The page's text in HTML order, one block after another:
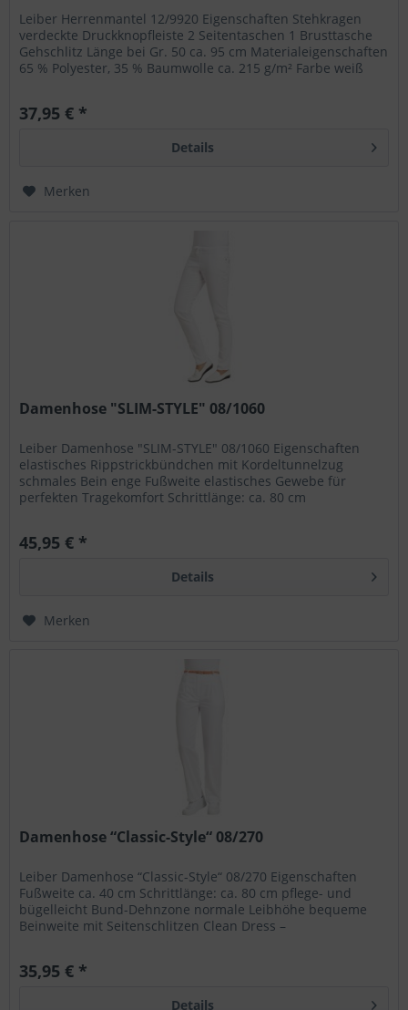
Leiber Herrenmantel 12/9920 Eigenschaften Stehkragen
verdeckte Druckknopfleiste 2 Seitentaschen 1 Brusttasche
Gehschlitz Länge bei Gr. 50 ca. 95 cm Materialeigenschaften
65 % Polyester, 35 % Baumwolle ca. 215 g/m² Farbe weiß
37,95 € *
Details
Merken
Damenhose "SLIM-STYLE" 08/1060
Leiber Damenhose "SLIM-STYLE" 08/1060 Eigenschaften
elastisches Rippstrickbündchen mit Kordeltunnelzug
schmales Bein enge Fußweite elastisches Gewebe für
perfekten Tragekomfort Schrittlänge: ca. 80 cm
45,95 € *
Details
Merken
Damenhose “Classic-Style“ 08/270
Leiber Damenhose “Classic-Style“ 08/270 Eigenschaften
Fußweite ca. 40 cm Schrittlänge: ca. 80 cm pflege- und
bügelleicht Bund-Dehnzone normale Leibhöhe bequeme
Beinweite mit Seitenschlitzen Clean Dress –
35,95 € *
Details